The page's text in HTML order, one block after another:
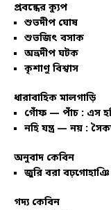
প্রবন্ধের ক্যুপ
শুভদীপ ঘোষ
শুভজিৎ বসাক
অভ্রদীপ ঘটক
কৃশাণু বিশ্বাস
ধারাবাহিক মালগাড়ি
গোঁফ — পাঁচ : এস হরিশ
নহি যন্ত্র — নয় :
অনুবাদ কেবিন
জুরি বরা বঢ়গোহাঞি
গদ্য কেবিন